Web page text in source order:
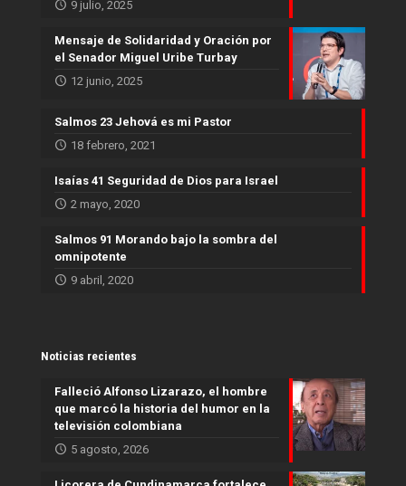
9 julio, 2025
Mensaje de Solidaridad y Oración por
el Senador Miguel Uribe Turbay
12 junio, 2025
Salmos 23 Jehová es mi Pastor
18 febrero, 2021
Isaías 41 Seguridad de Dios para Israel
2 mayo, 2020
Salmos 91 Morando bajo la sombra del
omnipotente
9 abril, 2020
Noticias recientes
Falleció Alfonso Lizarazo, el hombre
que marcó la historia del humor en la
televisión colombiana
5 agosto, 2026